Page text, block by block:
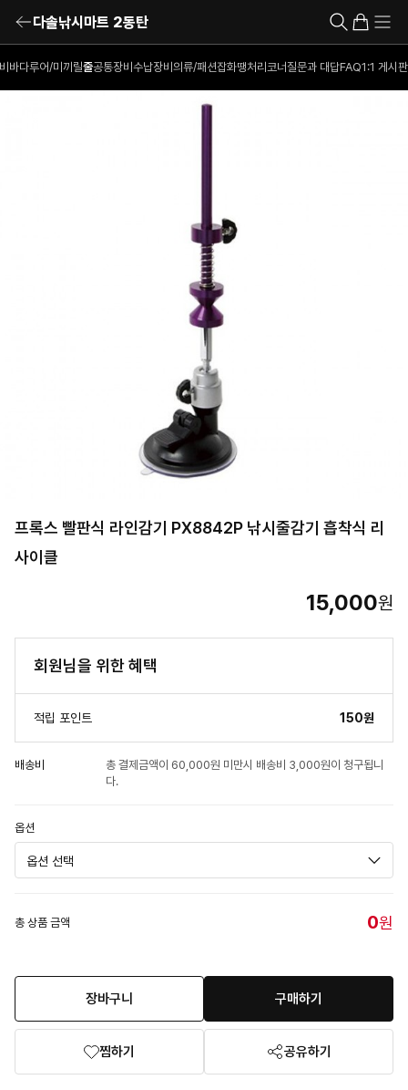
다솔낚시마트 2동탄
바다루어/미끼 릴줄공통장비 수납장비 의류/패션잡화땡처리코너 질문과 대답FAQ1:1 게시판
프록스 빨판식 라인감기 PX8842P 낚시줄감기 흡착식 리
사이클
15,000원
회원님을 위한 혜택
적립 포인트 150원
배송비
총 결제금액이 60,000원 미만시 배송비 3,000원이 청구됩니
다.
옵션
총 상품 금액 0원
장바구니 구매하기
찜하기 공유하기